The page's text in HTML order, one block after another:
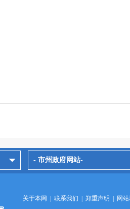
- 市州政府网站-
关于本网 | 联系我们 | 郑重声明 | 网